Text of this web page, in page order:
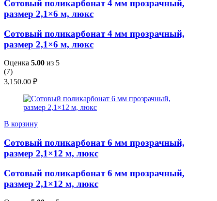
Сотовый поликарбонат 4 мм прозрачный,
размер 2,1×6 м, люкс
Сотовый поликарбонат 4 мм прозрачный,
размер 2,1×6 м, люкс
Оценка 5.00 из 5
(7)
3,150.00 ₽
В корзину
Сотовый поликарбонат 6 мм прозрачный,
размер 2,1×12 м, люкс
Сотовый поликарбонат 6 мм прозрачный,
размер 2,1×12 м, люкс